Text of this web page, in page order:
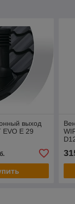
выход
EVO E 29